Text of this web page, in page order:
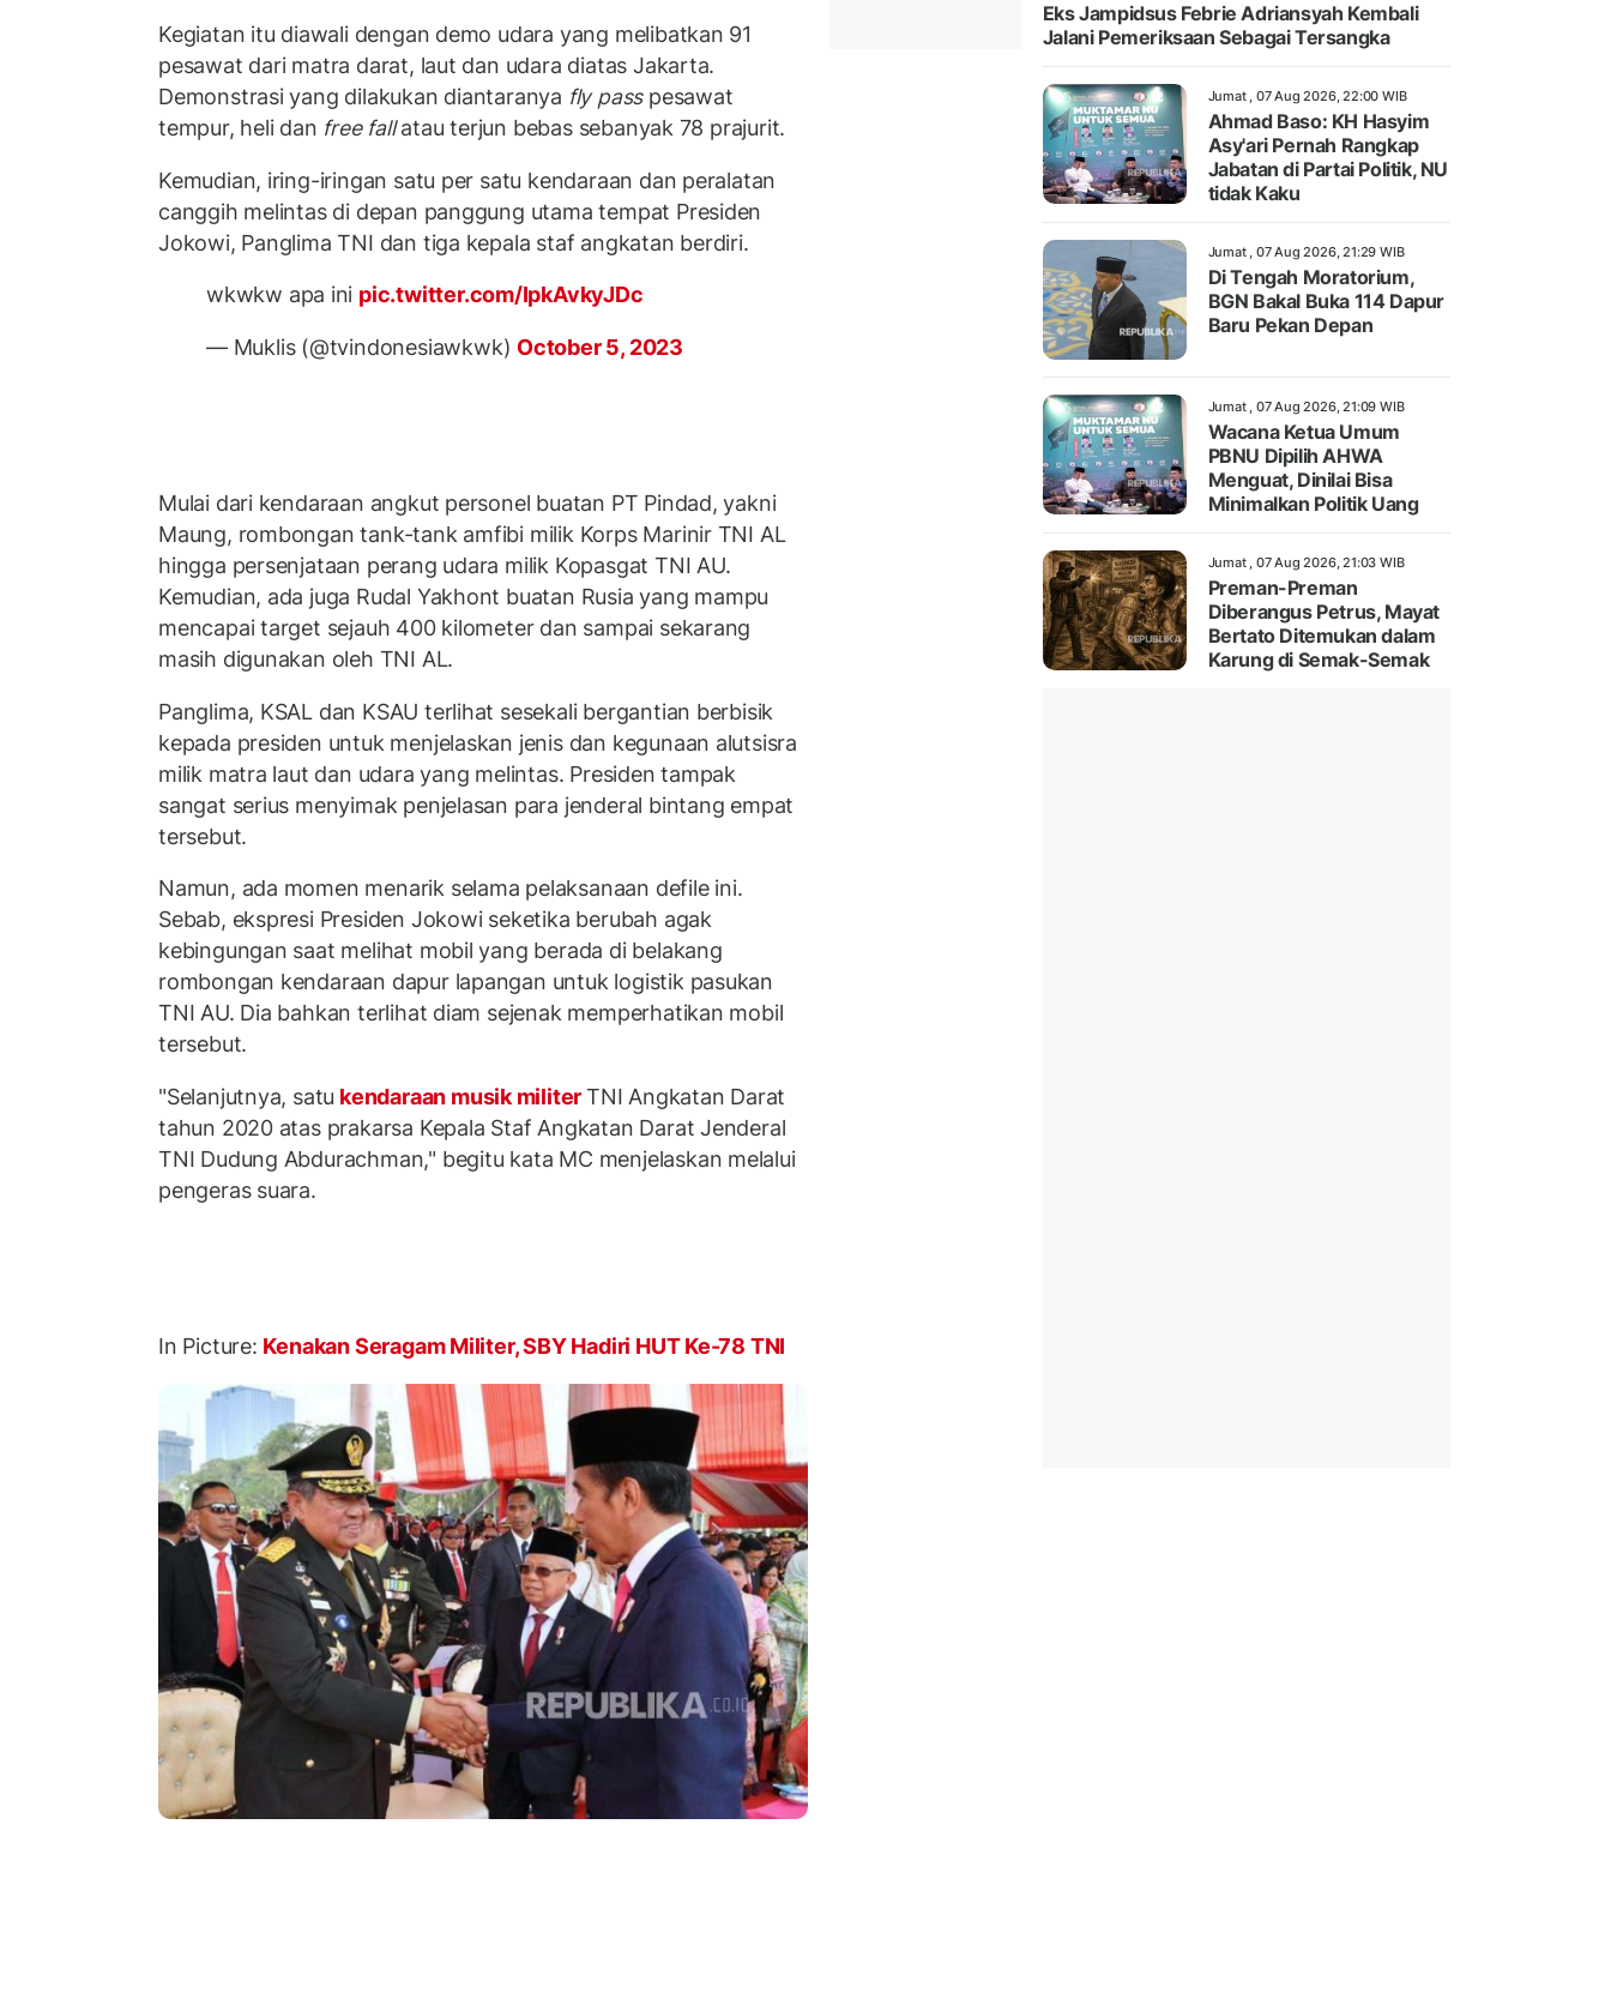
Kegiatan itu diawali dengan demo udara yang melibatkan 91
pesawat dari matra darat, laut dan udara diatas Jakarta.
Demonstrasi yang dilakukan diantaranya fly passpesawat
tempur, heli dan free fallatau terjun bebas sebanyak 78 prajurit.
Kemudian, iring-iringan satu per satu kendaraan dan peralatan
canggih melintas di depan panggung utama tempat Presiden
Jokowi, Panglima TNI dan tiga kepala staf angkatan berdiri.
wkwkw apa ini pic.twitter.com/IpkAvkyJDc
— Muklis (@tvindonesiawkwk) October 5, 2023
Mulai dari kendaraan angkut personel buatan PT Pindad, yakni
Maung, rombongan tank-tank amfibi milik Korps Marinir TNI AL
hingga persenjataan perang udara milik Kopasgat TNI AU.
Kemudian, ada juga Rudal Yakhont buatan Rusia yang mampu
mencapai target sejauh 400 kilometer dan sampai sekarang
masih digunakan oleh TNI AL.
Panglima, KSAL dan KSAU terlihat sesekali bergantian berbisik
kepada presiden untuk menjelaskan jenis dan kegunaan alutsisra
milik matra laut dan udara yang melintas. Presiden tampak
sangat serius menyimak penjelasan para jenderal bintang empat
tersebut.
Namun, ada momen menarik selama pelaksanaan defile ini.
Sebab, ekspresi Presiden Jokowi seketika berubah agak
kebingungan saat melihat mobil yang berada di belakang
rombongan kendaraan dapur lapangan untuk logistik pasukan
TNI AU. Dia bahkan terlihat diam sejenak memperhatikan mobil
tersebut.
"Selanjutnya, satu kendaraan musik militerTNI Angkatan Darat
tahun 2020 atas prakarsa Kepala Staf Angkatan Darat Jenderal
TNI Dudung Abdurachman," begitu kata MC menjelaskan melalui
pengeras suara.
In Picture: Kenakan Seragam Militer, SBY Hadiri HUT Ke-78 TNI
Eks Jampidsus Febrie Adriansyah Kembali
Jalani Pemeriksaan Sebagai Tersangka
Jumat , 07 Aug 2026, 22:00 WIB
Ahmad Baso: KH Hasyim
Asy'ari Pernah Rangkap
Jabatan di Partai Politik, NU
tidak Kaku
Jumat , 07 Aug 2026, 21:29 WIB
Di Tengah Moratorium,
BGN Bakal Buka 114 Dapur
Baru Pekan Depan
Jumat , 07 Aug 2026, 21:09 WIB
Wacana Ketua Umum
PBNU Dipilih AHWA
Menguat, Dinilai Bisa
Minimalkan Politik Uang
Jumat , 07 Aug 2026, 21:03 WIB
Preman-Preman
Diberangus Petrus, Mayat
Bertato Ditemukan dalam
Karung di Semak-Semak